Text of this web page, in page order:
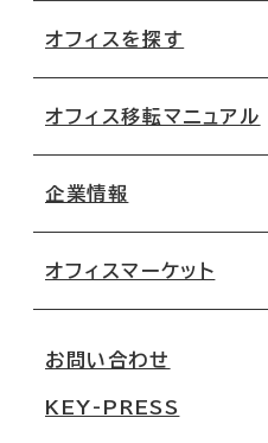
オフィスを探す
地図から探す
路線・駅から探す
オフィス移転マニュアル
移転コストシミュレーション
移転スケジュール
オフィス移転Q&A
企業情報
オフィスマーケット
大阪
お問い合わせ
KEY-PRESS